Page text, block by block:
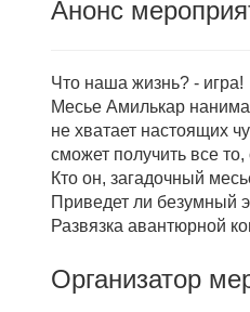
Анонс
Что наша жизнь? - игра!
Месье Амилькар
не хватает настоящих
сможет получить все
Кто он, загадочный
Приведет ли безумный
Развязка авантюрной
Организатор